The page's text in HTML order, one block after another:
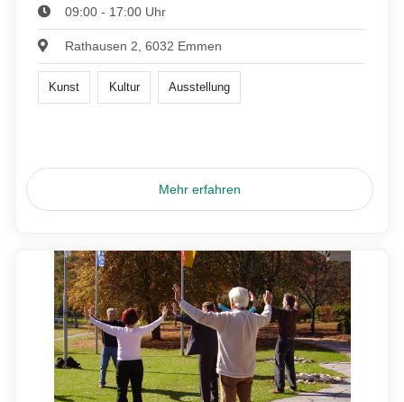
09:00 - 17:00 Uhr
Rathausen 2, 6032 Emmen
Kunst Kultur Ausstellung
Mehr erfahren